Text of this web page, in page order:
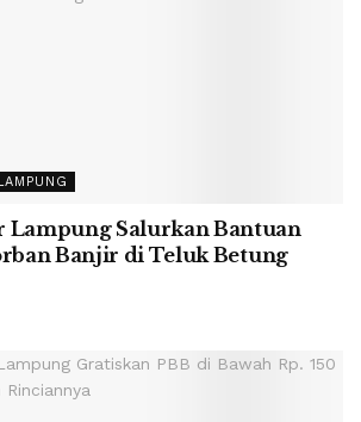
Lampung Salurkan Bantuan
Banjir di Teluk Betung